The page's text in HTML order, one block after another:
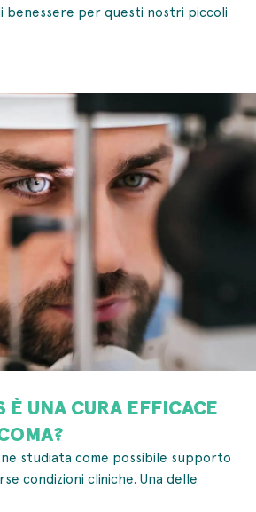
per questi nostri piccoli
È UNA CURA EFFICACE
studiata come possibile supporto
condizioni cliniche. Una delle